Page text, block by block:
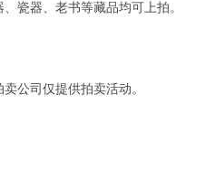
瓷器、老书等藏品均可上拍。
公司仅提供拍卖活动。